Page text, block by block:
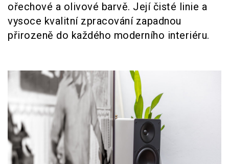
ořechové a olivové barvě. Její čisté linie a
vysoce kvalitní zpracování zapadnou
přirozeně do každého moderního interiéru.